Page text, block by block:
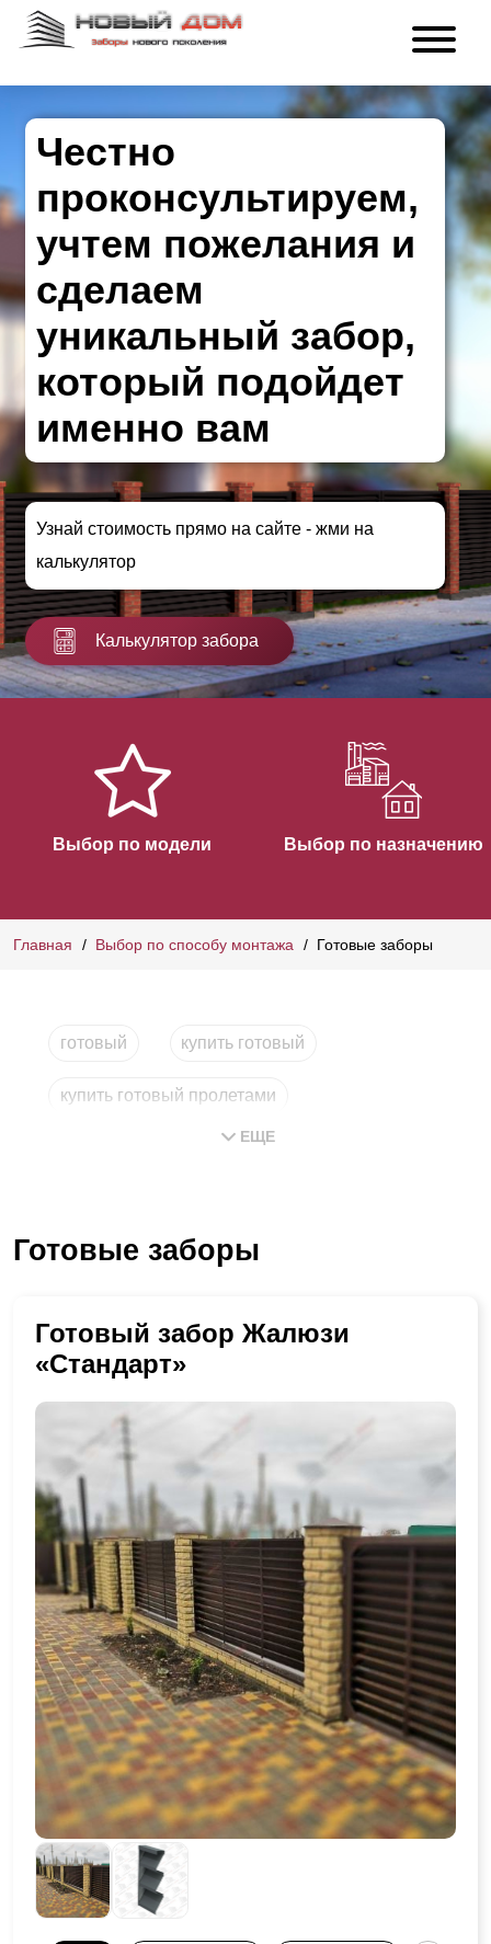
Честно
проконсультируем,
учтем пожелания и
сделаем
уникальный забор,
который подойдет
именно вам
Узнай стоимость прямо на сайте - жми на
калькулятор
Калькулятор забора
Выбор по модели Выбор по назначению
Главная Выбор по способу монтажа Готовые заборы
готовый купить готовый
купить готовый пролетами
метровый
ЕЩЕ
Готовые заборы
Готовый забор Жалюзи
«Стандарт»